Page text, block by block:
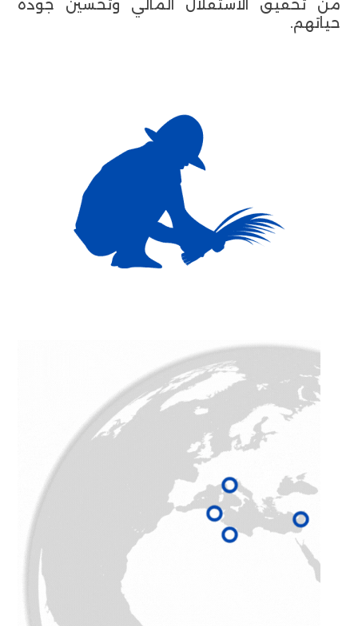
من تحقيق الاستقلال المالي وتحسين جودة
حياتهم.